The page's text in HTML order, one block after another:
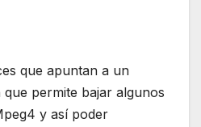
que apuntan a un
que permite bajar algunos
y así poder